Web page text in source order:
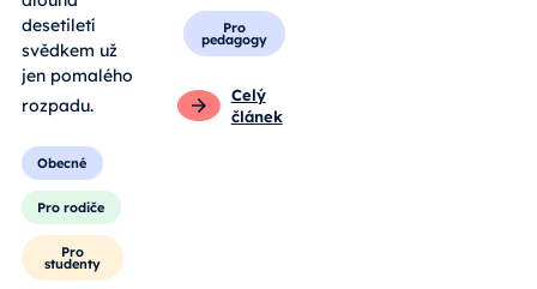
desetiletí
svědkem už
jen pomalého
rozpadu.
Obecné
Pro rodiče
Pro
studenty
Pro
pedagogy
Celý
článek